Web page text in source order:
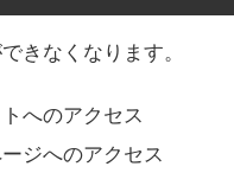
きなくなります。
へのアクセス
ジへのアクセス